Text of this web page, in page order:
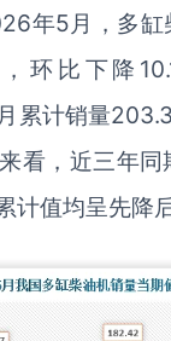
年5月，多缸
环比下降
累计销量
看，近三年
计值均呈先降